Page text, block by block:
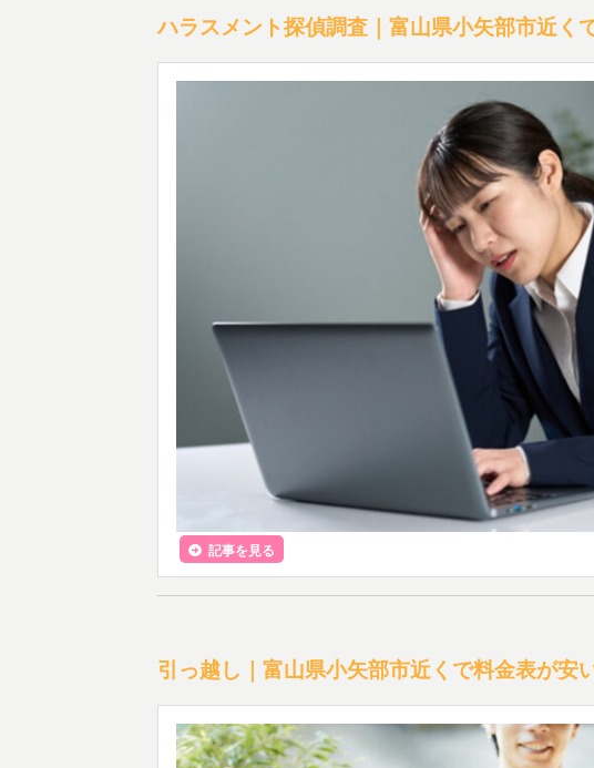
ハラスメント探偵調査｜富山県小矢部市近
記事を見る
引っ越し｜富山県小矢部市近くで料金表が安